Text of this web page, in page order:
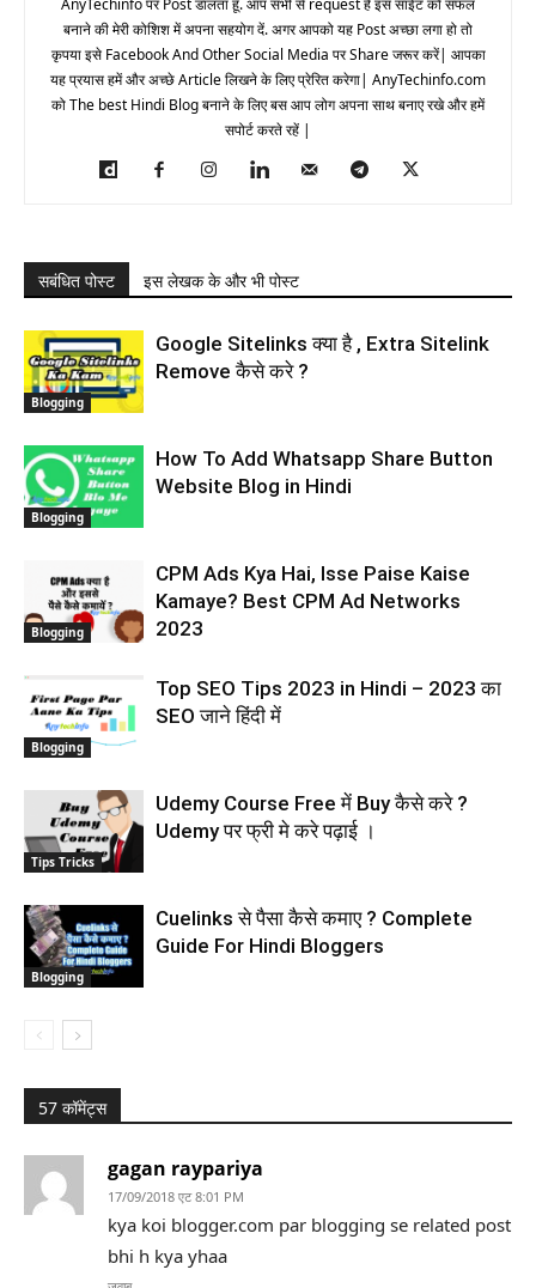
बनाने की मेरी कोशिश में अपना सहयोग दें. अगर आपको यह Post अच्छा लगा हो तो
कृपया इसे Facebook And Other Social Media पर Share जरूर करें| आपका
यह प्रयास हमें और अच्छे Article लिखने के लिए प्रेरित करेगा| AnyTechinfo.com
को The best Hindi Blog बनाने के लिए बस आप लोग अपना साथ बनाए रखे और हमें
सपोर्ट करते रहें |
सबंधित पोस्ट इस लेखक के और भी पोस्ट
Blogging
Google Sitelinks क्या है , Extra Sitelink
Remove कैसे करे ?
Blogging
How To Add Whatsapp Share Button
Website Blog in Hindi
Blogging
CPM Ads Kya Hai, Isse Paise Kaise
Kamaye? Best CPM Ad Networks
2023
Blogging
Top SEO Tips 2023 in Hindi – 2023 का
SEO जाने हिंदी में
Tips Tricks
Udemy Course Free में Buy कैसे करे ?
Udemy पर फ्री मे करे पढ़ाई ।
Blogging
Cuelinks से पैसा कैसे कमाए ? Complete
Guide For Hindi Bloggers
57 कॉमेंट्स
gagan raypariya
17/09/2018 एट 8:01 PM
kya koi blogger.com par blogging se related post
bhi h kya yhaa